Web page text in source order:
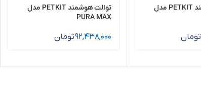
توالت هوشمند PETKIT مدل
تومان
توالت هوشمند PETKIT مدل
PURA MAX
92,438,000تومان